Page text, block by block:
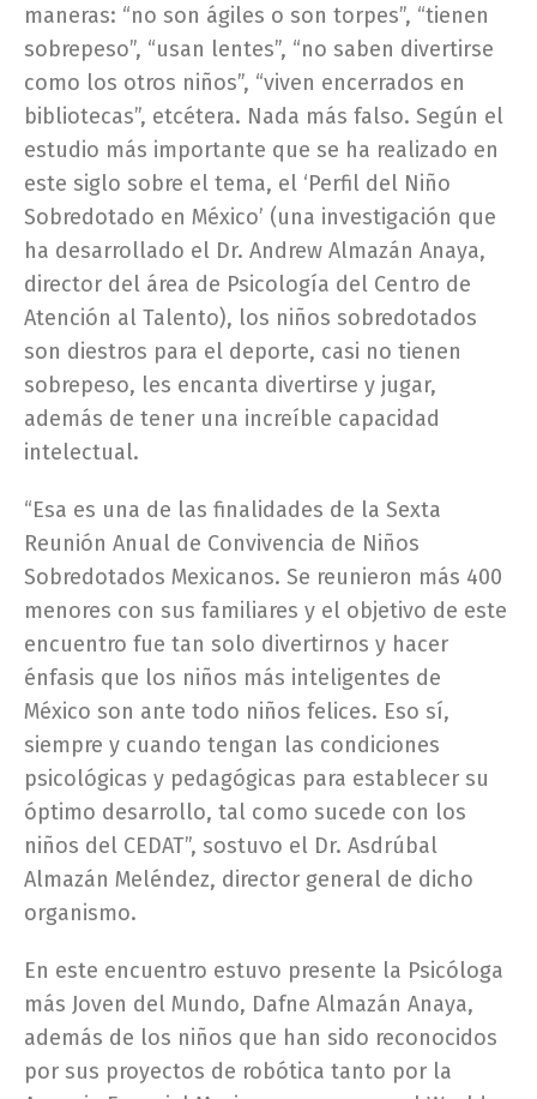
maneras: “no son ágiles o son torpes”, “tienen
sobrepeso”, “usan lentes”, “no saben divertirse
como los otros niños”, “viven encerrados en
bibliotecas”, etcétera. Nada más falso. Según el
estudio más importante que se ha realizado en
este siglo sobre el tema, el ‘Perfil del Niño
Sobredotado en México’ (una investigación que
ha desarrollado el Dr. Andrew Almazán Anaya,
director del área de Psicología del Centro de
Atención al Talento), los niños sobredotados
son diestros para el deporte, casi no tienen
sobrepeso, les encanta divertirse y jugar,
además de tener una increíble capacidad
intelectual.
“Esa es una de las finalidades de la Sexta
Reunión Anual de Convivencia de Niños
Sobredotados Mexicanos. Se reunieron más 400
menores con sus familiares y el objetivo de este
encuentro fue tan solo divertirnos y hacer
énfasis que los niños más inteligentes de
México son ante todo niños felices. Eso sí,
siempre y cuando tengan las condiciones
psicológicas y pedagógicas para establecer su
óptimo desarrollo, tal como sucede con los
niños del CEDAT”, sostuvo el Dr. Asdrúbal
Almazán Meléndez, director general de dicho
organismo.
En este encuentro estuvo presente la Psicóloga
más Joven del Mundo, Dafne Almazán Anaya,
además de los niños que han sido reconocidos
por sus proyectos de robótica tanto por la